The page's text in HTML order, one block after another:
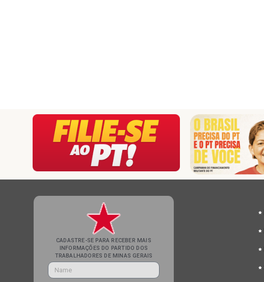
CADASTRE-SE PARA RECEBER MAIS
INFORMAÇÕES DO PARTIDO DOS
TRABALHADORES DE MINAS GERAIS